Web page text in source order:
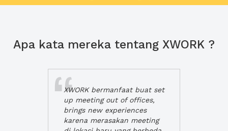
Apa kata mereka tentang XWORK ?
XWORK bermanfaat buat set
up meeting out of offices,
brings new experiences
karena merasakan meeting